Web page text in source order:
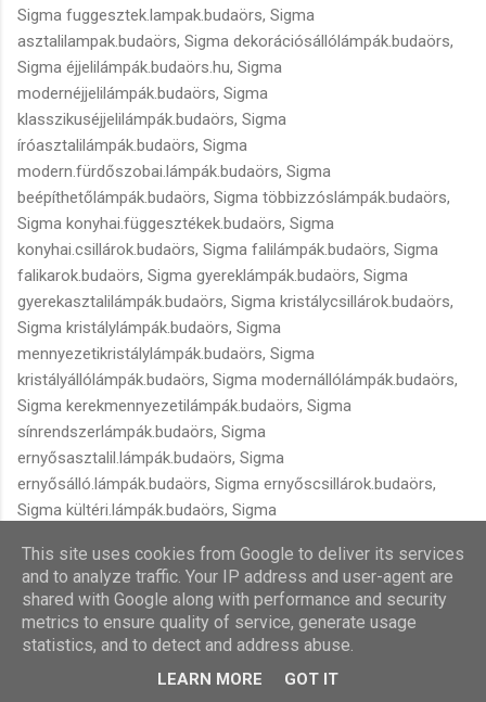
Sigma fuggesztek.lampak.budaörs, Sigma
asztalilampak.budaörs, Sigma dekorációsállólámpák.budaörs,
Sigma éjjelilámpák.budaörs.hu, Sigma
modernéjjelilámpák.budaörs, Sigma
klasszikuséjjelilámpák.budaörs, Sigma
íróasztalilámpák.budaörs, Sigma
modern.fürdőszobai.lámpák.budaörs, Sigma
beépíthetőlámpák.budaörs, Sigma többizzóslámpák.budaörs,
Sigma konyhai.függesztékek.budaörs, Sigma
konyhai.csillárok.budaörs, Sigma falilámpák.budaörs, Sigma
falikarok.budaörs, Sigma gyereklámpák.budaörs, Sigma
gyerekasztalilámpák.budaörs, Sigma kristálycsillárok.budaörs,
Sigma kristálylámpák.budaörs, Sigma
mennyezetikristálylámpák.budaörs, Sigma
kristályállólámpák.budaörs, Sigma modernállólámpák.budaörs,
Sigma kerekmennyezetilámpák.budaörs, Sigma
sínrendszerlámpák.budaörs, Sigma
ernyősasztalil.lámpák.budaörs, Sigma
ernyősálló.lámpák.budaörs, Sigma ernyőscsillárok.budaörs,
Sigma kültéri.lámpák.budaörs, Sigma
Sigma kültériállólámpák.budaörs, Sigma
leszúrhatókültéri.lámpák.budaörs, Sigma
kültéri.mennyezeti.lámpák.budaörs, Sigma
kültéri.led.lámpák.budaörs, Sigma
This site uses cookies from Google to deliver its services
and to analyze traffic. Your IP address and user-agent are
shared with Google along with performance and security
metrics to ensure quality of service, generate usage
statistics, and to detect and address abuse.
LEARN MORE GOT IT